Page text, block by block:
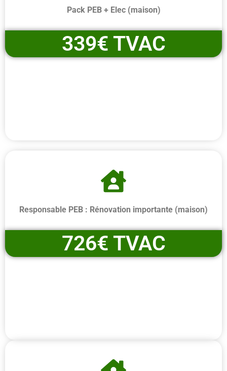
Pack PEB + Elec (maison)
339€ TVAC
Responsable PEB : Rénovation importante (maison)
726€ TVAC